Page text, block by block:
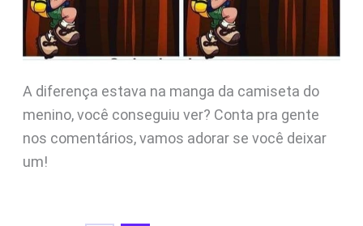
A diferença estava na manga da camiseta do
menino, você conseguiu ver? Conta pra gente
nos comentários, vamos adorar se você deixar
um!